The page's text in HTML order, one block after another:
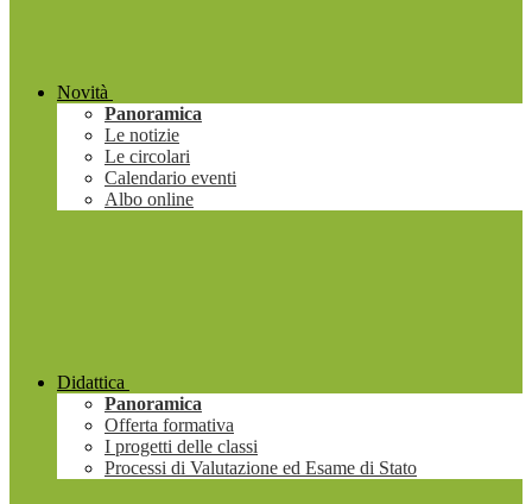
Novità
Panoramica
Le notizie
Le circolari
Calendario eventi
Albo online
Didattica
Panoramica
Offerta formativa
I progetti delle classi
Processi di Valutazione ed Esame di Stato